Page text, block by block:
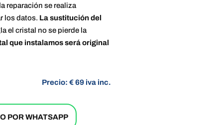
reparación se realiza
los datos. La sustitución del
el cristal no se pierde la
que instalamos será original
Precio: € 69 iva inc.
POR WHATSAPP